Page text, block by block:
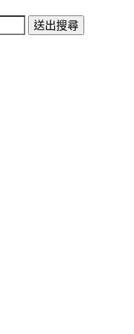
送出搜尋